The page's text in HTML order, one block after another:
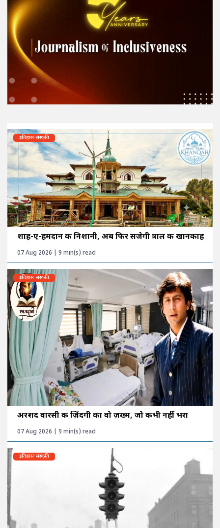
इतिहास-संस्कृति
शाह-ए-हमदान की निशानी, अब फिर सजेगी त्राल की खानकाह
07 Aug 2026 | 9 min(s) read
इतिहास-संस्कृति
अरशद वारसी की ज़िंदगी का वो ज़ख्म, जो कभी नहीं भरा
07 Aug 2026 | 9 min(s) read
इतिहास-संस्कृति